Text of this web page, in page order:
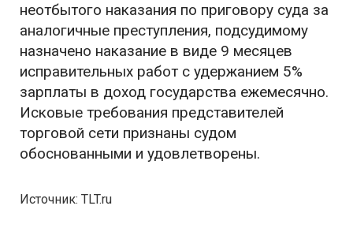
неотбытого наказания по приговору суда за
аналогичные преступления, подсудимому
назначено наказание в виде 9 месяцев
исправительных работ с удержанием 5%
зарплаты в доход государства ежемесячно.
Исковые требования представителей
торговой сети признаны судом
обоснованными и удовлетворены.
Источник: TLT.ru